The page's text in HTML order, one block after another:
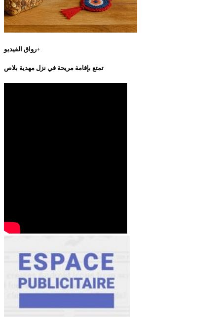
رواق الفيديو+
تمتع بإقامة مريحة في نزل مهدية بلاص